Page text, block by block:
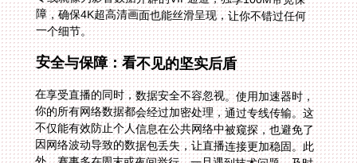
一个细节。
安全与保障：看不见的坚实后盾
在享受直播的同时，数据安全不容忽视。使用加速器时，
你的所有网络数据都会经过加密处理，通过专线传输。这
不仅能有效防止个人信息在公共网络中被窥探，也避免了
因网络波动导致的数据包丢失，让直播连接更加稳固。此
外，赛事多在周末或夜间举行，一旦遇到技术问题，及时
的售后服务至关重要。专业的技术团队提供实时保障，意
味着当你为凌晨的球赛做好准备时，有任何连接问题都能